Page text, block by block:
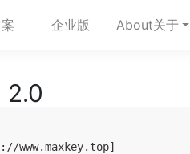
企业版 About关于
2.0